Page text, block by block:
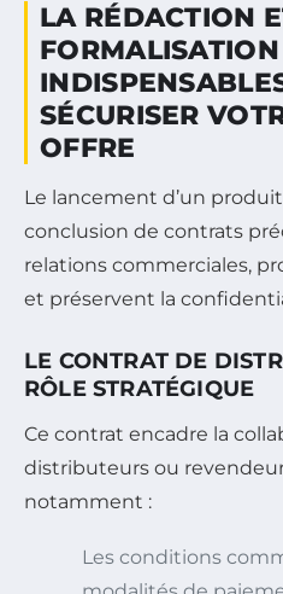
LA RÉDACTION
SÉCURISER
OFFRE
Le lancement d’un
conclusion de contrats
relations commerciales,
et préservent la
LE CONTRAT DE
RÔLE STRATÉGIQUE
Ce contrat encadre la
distributeurs ou
notamment :
Les conditions